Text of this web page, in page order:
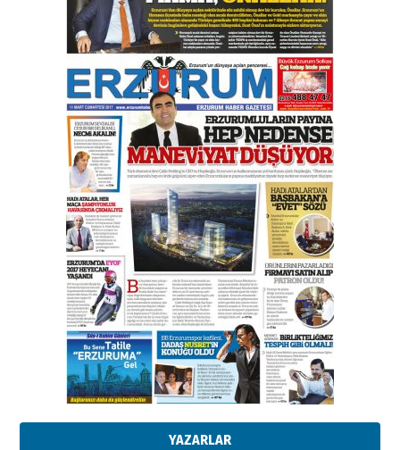
YAZARLAR
Esat BİNDESEN
Başkan Sekmen’den Erzurum’a
bir vizyon proje daha!
02 Ağustos 2026 Pazar
Kadir SABUNCUOĞLU
Erzurumspor’un köşe taşları
29 Haziran 2026 Pazartesi
Kenan GÜLERCİ
Murat Şahsuvaroğlu ERKON’da
çıtayı yukarı taşırken,
yönetimdekiler aşağı
çekmemeli!
17 Şubat 2026 SalıOrhan BOZKURT
Bir fotoğraf, bir şehir, bir
gazeteci… Dizginler kimin